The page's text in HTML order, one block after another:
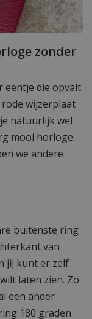
zonder
eentje die opvalt.
rode wijzerplaat
natuurlijk wel
mooi horloge.
we andere
buitenste ring
van
jij kunt er zelf
laten zien. Zo
een ander
180 graden